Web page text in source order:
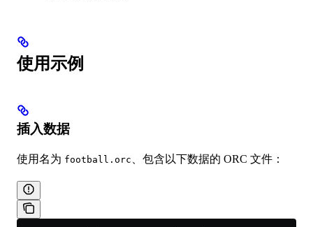
使用示例
插入数据
使用名为 football.orc 、包含以下数据的 ORC 文件：